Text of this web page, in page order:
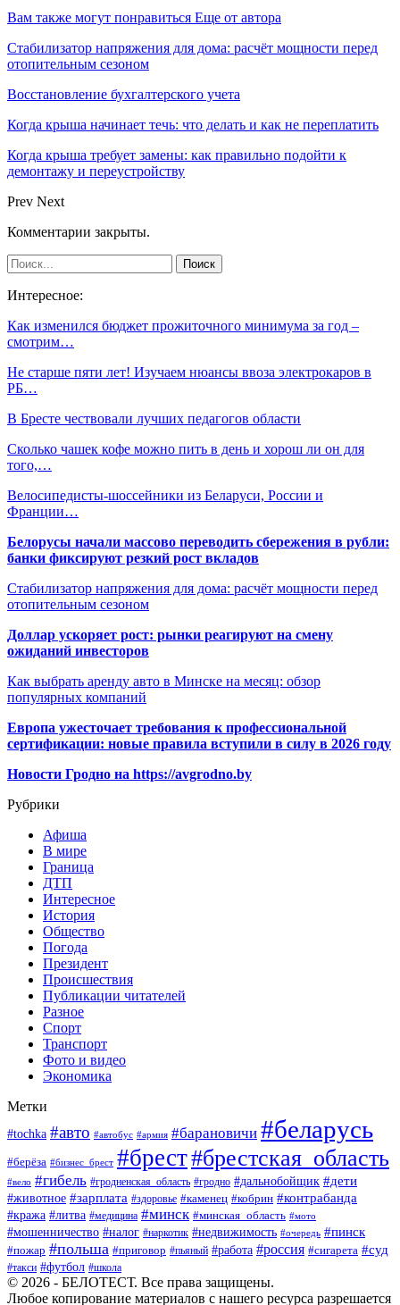
Вам также могут понравиться Еще от автора
Стабилизатор напряжения для дома: расчёт мощности перед
отопительным сезоном
Восстановление бухгалтерского учета
Когда крыша начинает течь: что делать и как не переплатить
Когда крыша требует замены: как правильно подойти к
демонтажу и переустройству
Prev Next
Комментарии закрыты.
Интересное:
Как изменился бюджет прожиточного минимума за год –
смотрим…
Не старше пяти лет! Изучаем нюансы ввоза электрокаров в
РБ…
В Бресте чествовали лучших педагогов области
Сколько чашек кофе можно пить в день и хорош ли он для
того,…
Велосипедисты-шоссейники из Беларуси, России и
Франции…
Белорусы начали массово переводить сбережения в рубли:
банки фиксируют резкий рост вкладов
Стабилизатор напряжения для дома: расчёт мощности перед
отопительным сезоном
Доллар ускоряет рост: рынки реагируют на смену
ожиданий инвесторов
Как выбрать аренду авто в Минске на месяц: обзор
популярных компаний
Европа ужесточает требования к профессиональной
сертификации: новые правила вступили в силу в 2026 году
Новости Гродно на https://avgrodno.by
Рубрики
Афиша
В мире
Граница
ДТП
Интересное
История
Общество
Погода
Президент
Происшествия
Публикации читателей
Разное
Спорт
Транспорт
Фото и видео
Экономика
Метки
#tochka #авто #автобус #армия #барановичи #беларусь
#берёза #бизнес_брест #брест#брестская_область
#вело #гибель #гродненская_область #гродно #дальнобойщик #дети
#животное #зарплата #здоровье #каменец #кобрин #контрабанда
#кража #литва #медицина #минск #минская_область #мото
#мошенничество #налог #наркотик #недвижимость #очередь #пинск
#пожар #польша #приговор #пьяный #работа #россия #сигарета #суд
#такси #футбол #школа
© 2026 - БЕЛОТЕСТ. Все права защищены.
Любое копирование материалов с нашего ресурса разрешается